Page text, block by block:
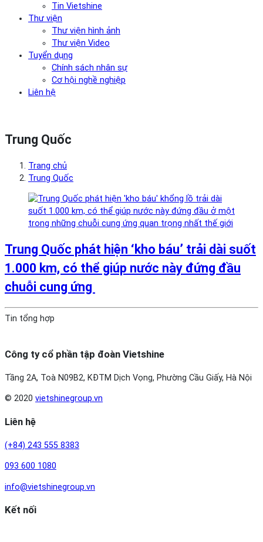
Tin Vietshine
Thư viện
Thư viện hình ảnh
Thư viện Video
Tuyển dụng
Chính sách nhân sự
Cơ hội nghề nghiệp
Liên hệ
Trung Quốc
Trang chủ
Trung Quốc
Trung Quốc phát hiện ‘kho báu’ trải dài suốt
1.000 km, có thể giúp nước này đứng đầu
chuỗi cung ứng
Tin tổng hợp
Công ty cổ phần tập đoàn Vietshine
Tầng 2A, Toà N09B2, KĐTM Dịch Vọng, Phường Cầu Giấy, Hà Nội
© 2020 vietshinegroup.vn
Liên hệ
(+84) 243 555 8383
093 600 1080
info@vietshinegroup.vn
Kết nối